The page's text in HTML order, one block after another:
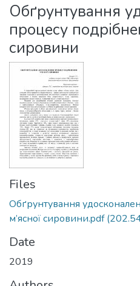
Statistics
Обґрунтування
процесу
сировини
Files
Обґрунтування
м’ясної сировини.pdf
Date
2019